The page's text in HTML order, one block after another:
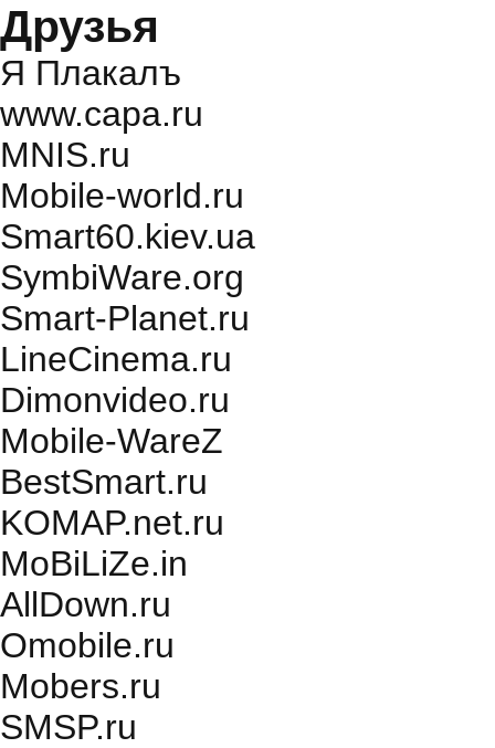
Друзья
Я Плакалъ
www.capa.ru
MNIS.ru
Mobile-world.ru
Smart60.kiev.ua
SymbiWare.org
Smart-Planet.ru
LineCinema.ru
Dimonvideo.ru
Mobile-WareZ
BestSmart.ru
KOMAP.net.ru
MoBiLiZe.in
AllDown.ru
Оmobile.ru
Mobers.ru
SMSP.ru